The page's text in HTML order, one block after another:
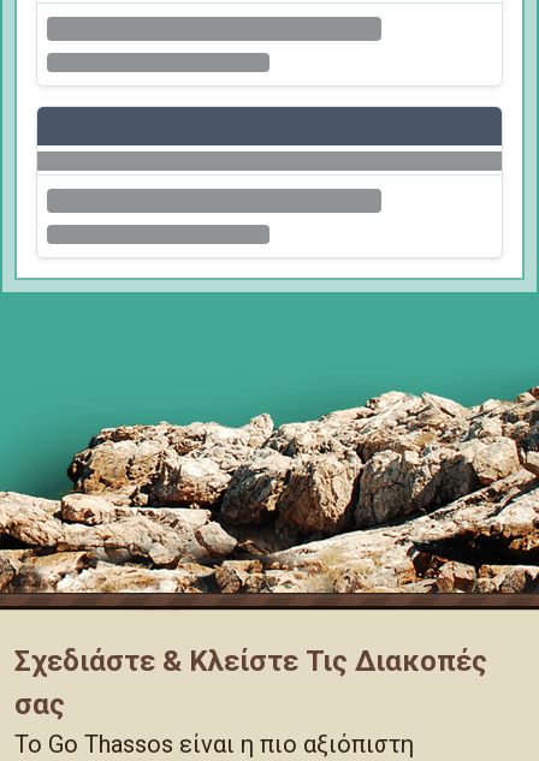
Σχεδιάστε & Κλείστε Τις Διακοπές
σας
Το Go Thassos είναι η πιο αξιόπιστη